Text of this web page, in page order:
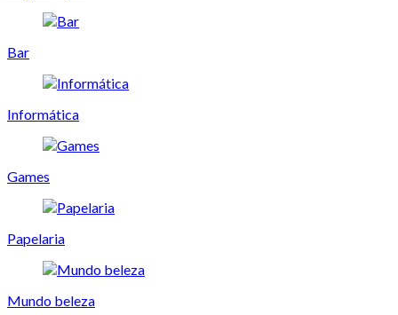
Bar
Informática
Games
Papelaria
Mundo beleza